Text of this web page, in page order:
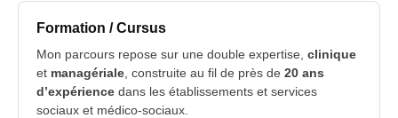
Formation / Cursus
Mon parcours repose sur une double expertise, clinique
et managériale , construite au fil de près de 20 ans
d’expérience dans les établissements et services
sociaux et médico-sociaux.